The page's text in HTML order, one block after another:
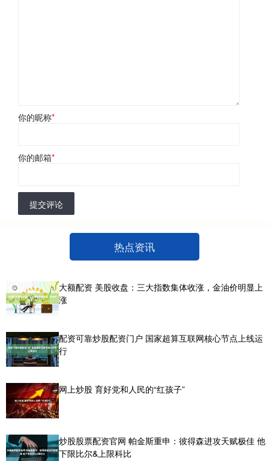
你的昵称*
你的邮箱*
提交评论
热点资讯
大额配资 美股收盘：三大指数集体收涨，金油价明显上
涨
配资可靠炒股配资门户 国家超算互联网核心节点上线运
行
网上炒股 育好党和人民的“红孩子”
炒股股票配资官网 帕金斯重申：彼得森进攻天赋极佳 他
下限比尔&上限科比